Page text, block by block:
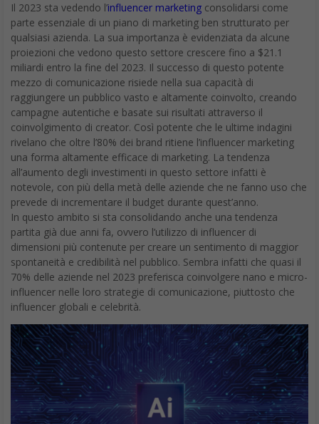
Il 2023 sta vedendo l’influencer marketing consolidarsi come
parte essenziale di un piano di marketing ben strutturato per
qualsiasi azienda. La sua importanza è evidenziata da alcune
proiezioni che vedono questo settore crescere fino a $21.1
miliardi entro la fine del 2023. Il successo di questo potente
mezzo di comunicazione risiede nella sua capacità di
raggiungere un pubblico vasto e altamente coinvolto, creando
campagne autentiche e basate sui risultati attraverso il
coinvolgimento di creator. Così potente che le ultime indagini
rivelano che oltre l’80% dei brand ritiene l’influencer marketing
una forma altamente efficace di marketing. La tendenza
all’aumento degli investimenti in questo settore infatti è
notevole, con più della metà delle aziende che ne fanno uso che
prevede di incrementare il budget durante quest’anno.
In questo ambito si sta consolidando anche una tendenza
partita già due anni fa, ovvero l’utilizzo di influencer di
dimensioni più contenute per creare un sentimento di maggior
spontaneità e credibilità nel pubblico. Sembra infatti che quasi il
70% delle aziende nel 2023 preferisca coinvolgere nano e micro-
influencer nelle loro strategie di comunicazione, piuttosto che
influencer globali e celebrità.